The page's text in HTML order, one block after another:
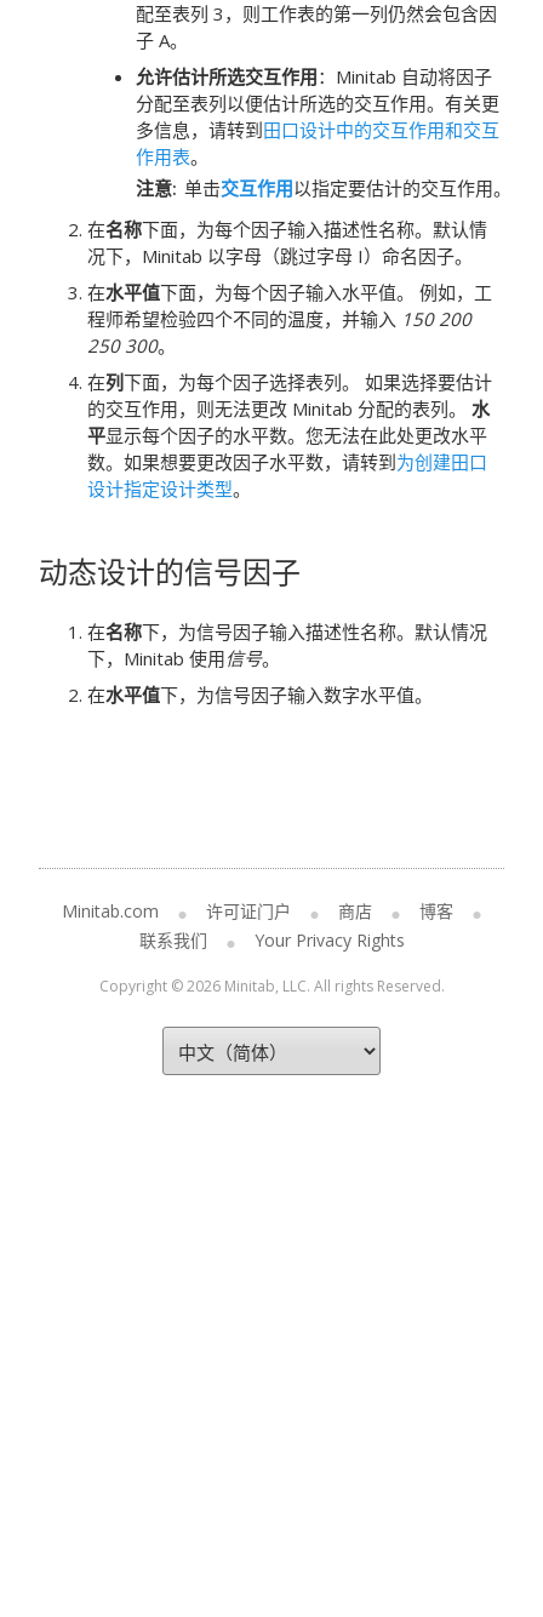
配至表列 3，则工作表的第一列仍然会包含因
子 A。
允许估计所选交互作用：Minitab 自动将因子
分配至表列以便估计所选的交互作用。有关更
多信息，请转到田口设计中的交互作用和交互
作用表。
注意 单击交互作用以指定要估计的交互作用。
在名称下面，为每个因子输入描述性名称。默认情
况下，Minitab 以字母（跳过字母 I）命名因子。
在水平值下面，为每个因子输入水平值。
例如，工
程师希望检验四个不同的温度，并输入 150 200
250 300。
在列下面，为每个因子选择表列。
如果选择要估计
的交互作用，则无法更改 Minitab 分配的表列。
水
平显示每个因子的水平数。您无法在此处更改水平
数。如果想要更改因子水平数，请转到为创建田口
设计指定设计类型。
动态设计的信号因子
在名称下，为信号因子输入描述性名称。默认情况
下，Minitab 使用信号。
在水平值下，为信号因子输入数字水平值。
Minitab.com 许可证门户 商店
博客
联系我们
Your Privacy Rights
Copyright © 2026 Minitab, LLC. All rights Reserved.